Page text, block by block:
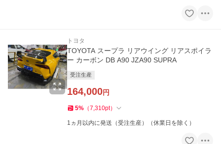
トヨタ
TOYOTA スープラ リアウイング リアスポイラ
ー カーボン DB A90 JZA90 SUPRA
受注生産
164,000円
5% （7,310pt）
1ヵ月以内に発送（受注生産）（休業日を除く）